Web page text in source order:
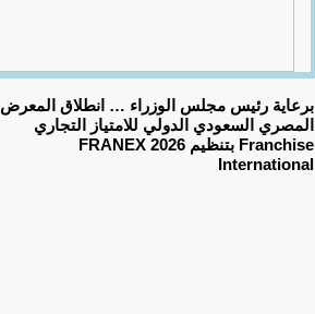
برعاية رئيس مجلس الوزراء … انطلاق المعرض
المصري السعودي الدولي للامتياز التجاري
FRANEX 2026 بتنظيم Franchise
International